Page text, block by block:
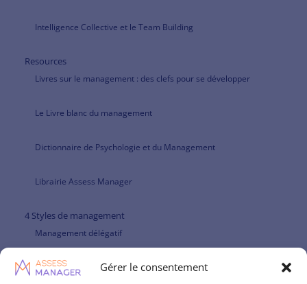
Gérer le consentement
Intelligence Collective et le Team Building
Resources
Livres sur le management : des clefs pour se développer
Le Livre blanc du management
Dictionnaire de Psychologie et du Management
Librairie Assess Manager
4 Styles de management
Management délégatif
Management et leadership directif : une posture à redécouvrir